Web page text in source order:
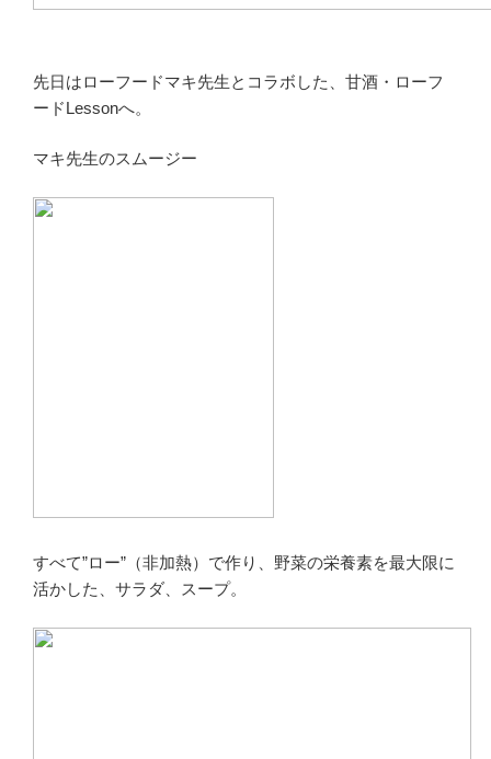
先日はローフードマキ先生とコラボした、甘酒・ローフ
ードLessonへ。
マキ先生のスムージー
すべて”ロー”（非加熱）で作り、野菜の栄養素を最大限に
活かした、サラダ、スープ。